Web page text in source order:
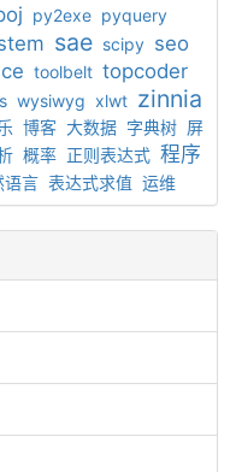
py2exe pyquery
sae scipy seo
toolbelt topcoder
wysiwyg xlwt zinnia
博客 大数据 字典树 屏
概率 正则表达式 程序
语言 表达式求值 运维